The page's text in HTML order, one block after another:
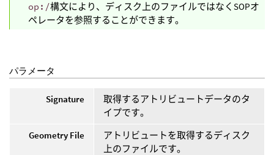
op:/構文により、ディスク上のファイルではなくSOPオ
ペレータを参照することができます。
パラメータ
Signature
取得するアトリビュートデータのタ
イプです。
Geometry File
アトリビュートを取得するディスク
上のファイルです。